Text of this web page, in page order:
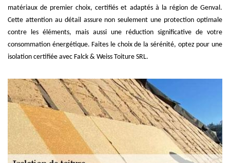
matériaux de premier choix, certifiés et adaptés à la région de Genval.
Cette attention au détail assure non seulement une protection optimale
contre les éléments, mais aussi une réduction significative de votre
consommation énergétique. Faites le choix de la sérénité, optez pour une
isolation certifiée avec Falck & Weiss Toiture SRL.